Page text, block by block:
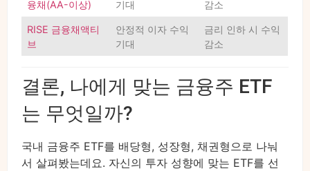
융채(AA-이상) 기대 감소
RISE 금융채액티
브
안정적 이자 수익
기대
금리 인하 시 수익
감소
결론, 나에게 맞는 금융주 ETF
는 무엇일까?
국내 금융주 ETF를 배당형, 성장형, 채권형으로 나눠
서 살펴봤는데요. 자신의 투자 성향에 맞는 ETF를 선